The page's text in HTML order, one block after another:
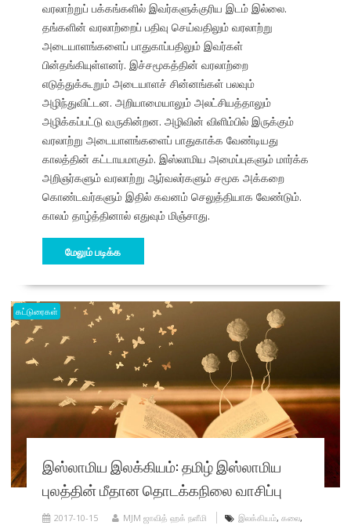
வரலாற்றுப் பக்கங்களில் இவர்களுக்குரிய இடம் இல்லை.
தங்களின் வரலாற்றைப் பதிவு செய்வதிலும் வரலாற்று
அடையாளங்களைப் பாதுகாப்பதிலும் இவர்கள்
பின்தங்கியுள்ளனர். இச்சமூகத்தின் வரலாற்றை
எடுத்துக்கூறும் அடையாளச் சின்னங்கள் பலவும்
அழிந்துவிட்டன. அறியாமையாலும் அலட்சியத்தாலும்
அழிக்கப்பட்டு வருகின்றன. அழிவின் விளிம்பில் இருக்கும்
வரலாற்று அடையாளங்களைப் பாதுகாக்க வேண்டியது
காலத்தின் கட்டாயமாகும். இஸ்லாமிய அமைப்புகளும் மார்க்க
அறிஞர்களும் வரலாற்று ஆர்வலர்களும் சமூக அக்கறை
கொண்டவர்களும் இதில் கவனம் செலுத்தியாக வேண்டும்.
காலம் தாழ்த்தினால் எதுவும் மிஞ்சாது.
மேலும் படிக்க
கட்டுரைகள்
இஸ்லாமிய இலக்கியம்: தமிழ் இஸ்லாமிய
புலத்தின் மீதான தொடக்கநிலை வாசிப்பு
2017-10-15 MJM ஜாவித் ஹக் நளீமி இலக்கியம், கலை,